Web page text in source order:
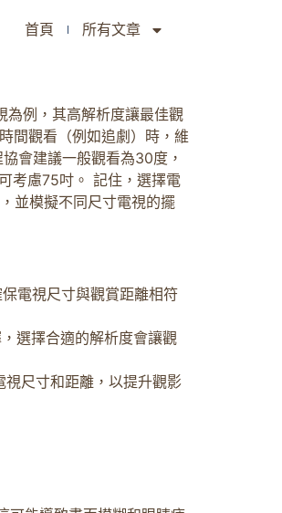
首頁 所有文章
為例，其高解析度讓最佳觀
間觀看（例如追劇）時，維
會建議一般觀看為30度，
考慮75吋。 記住，選擇電
並模擬不同尺寸電視的擺
電視尺寸與觀賞距離相符
選擇合適的解析度會讓觀
尺寸和距離，以提升觀影